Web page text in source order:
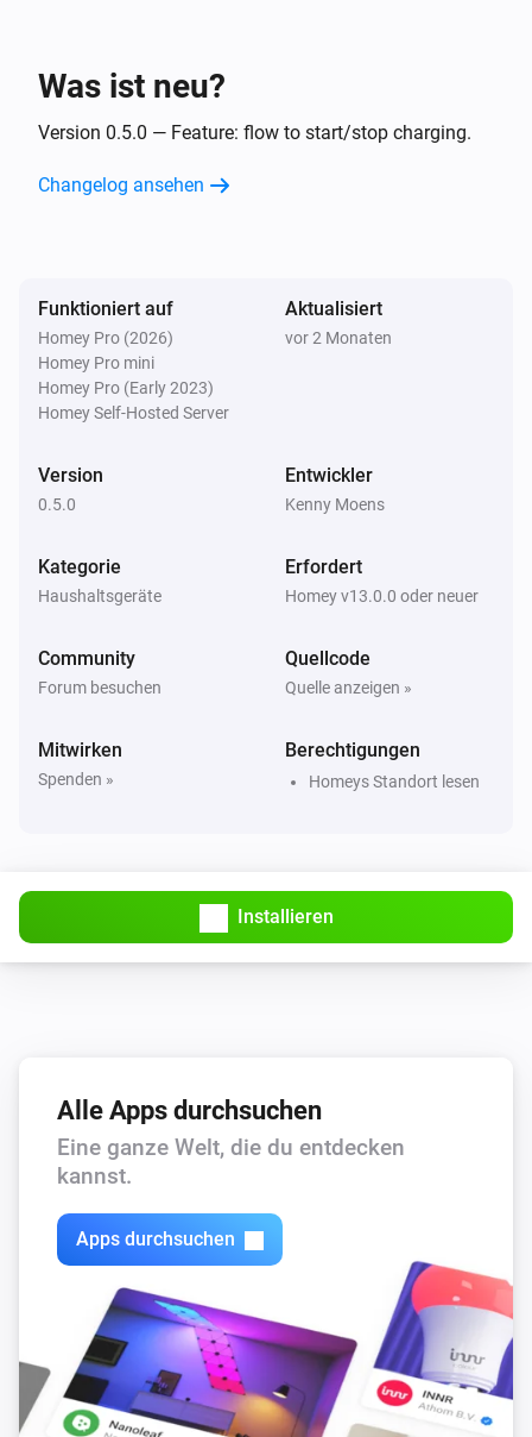
Was ist neu?
Version 0.5.0 — Feature: flow to start/stop charging.
Changelog ansehen
Funktioniert auf
Homey Pro (2026)
Homey Pro mini
Homey Pro (Early 2023)
Homey Self-Hosted Server
Aktualisiert
vor 2 Monaten
Version
0.5.0
Entwickler
Kenny Moens
Kategorie
Haushaltsgeräte
Erfordert
Homey v13.0.0 oder neuer
Community
Forum besuchen
Quellcode
Quelle anzeigen »
Mitwirken
Spenden »
Berechtigungen
Homeys Standort lesen
Installieren
Alle Apps durchsuchen
Eine ganze Welt, die du entdecken
kannst.
Apps durchsuchen